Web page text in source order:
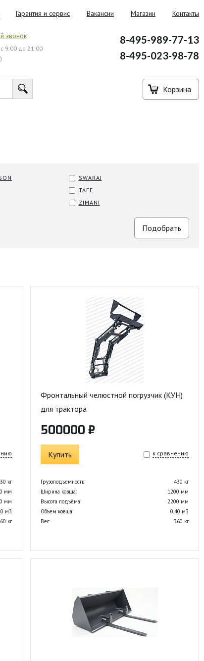
Гарантия и сервис Вакансии Магазин Контакты
звонок
9:00 до 21:00
8-495-989-77-13
8-495-023-98-78
Корзина
SWARAJ
TAFE
ZIMANI
кг
мм
мм
м3
кг
Фронтальный челюстной погрузчик (КУН)
для трактора
500000 ₽
Купить к сравнению
Грузоподъемность:
430 кг
Ширина ковша:
1200 мм
Высота подъёма:
2200 мм
Объем ковша:
0,40 м3
Вес:
360 кг